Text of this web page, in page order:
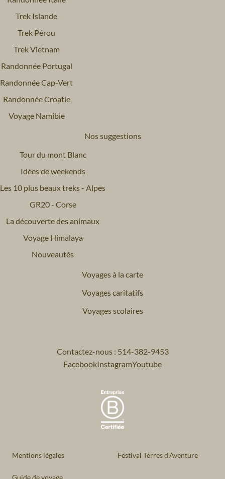
Trek Islande
Trek Pérou
Trek Vietnam
Randonnée Portugal
Randonnée Cap-Vert
Randonnée Croatie
Voyage Namibie
Nos suggestions
Tour du mont Blanc
Idées de weekends
Les 10 plus beaux treks - Alpes
GR20 - Corse
La découverte des animaux
Voyage Himalaya
Nouveautés
Voyages à la carte
Voyages caritatifs
Voyages scolaires
Contactez-nous : 514-382-9453
FacebookInstagramYoutube
Mentions légales Festival Terres d'Aventure
Guide de voyage